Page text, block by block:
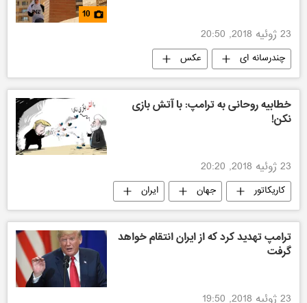
10
23 ژوئیه 2018, 20:50
چندرسانه ای عکس
خطابیه روحانی به ترامپ: با آتش بازی
نکن!
23 ژوئیه 2018, 20:20
کاریکاتور جهان
ایران
آمریکا
ترامپ تهدید کرد که از ایران انتقام خواهد
گرفت